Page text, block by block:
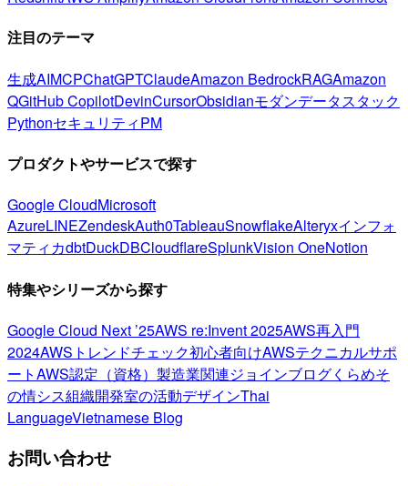
注目のテーマ
生成AIMCPChatGPTClaudeAmazon BedrockRAGAmazon
QGitHub CopilotDevinCursorObsidianモダンデータスタック
PythonセキュリティPM
プロダクトやサービスで探す
Google CloudMicrosoft
AzureLINEZendeskAuth0TableauSnowflakeAlteryxインフォ
マティカdbtDuckDBCloudflareSplunkVision OneNotion
特集やシリーズから探す
Google Cloud Next ’25AWS re:Invent 2025AWS再入門
2024AWSトレンドチェック初心者向けAWSテクニカルサポ
ートAWS認定（資格） 製造業関連ジョインブログくらめそ
の情シス組織開発室の活動デザインThai
LanguageVietnamese Blog
お問い合わせ